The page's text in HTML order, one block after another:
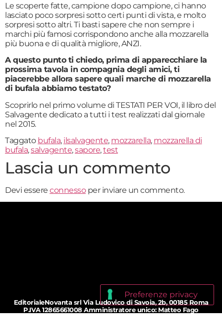
Le scoperte fatte, campione dopo campione, ci hanno
lasciato poco sorpresi sotto certi punti di vista, e molto
sorpresi sotto altri. Ti basti sapere che non sempre i
marchi più famosi corrispondono anche alla mozzarella
più buona e di qualità migliore, ANZI.
A questo punto ti chiedo, prima di apparecchiare la
prossima tavola in compagnia degli amici, ti
piacerebbe allora sapere quali marche di mozzarella
di bufala abbiamo testato?
Scoprirlo nel primo volume di TESTATI PER VOI, il libro del
Salvagente dedicato a tutti i test realizzati dal giornale
nel 2015.
Taggato bufala, ilsalvagente, mozzarella, mozzarella di
bufala,salvagente,sapore,test
Lascia un commento
Devi essere connessoper inviare un commento.
EditorialeNovanta srl Via Ludovico di Savoia, 2b, 00185 Roma
P.IVA 12865661008 Amministratore unico: Matteo Fago